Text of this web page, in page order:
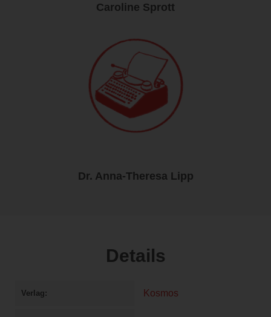
Caroline Sprott
Dr. Anna-Theresa Lipp
Details
Verlag Kosmos